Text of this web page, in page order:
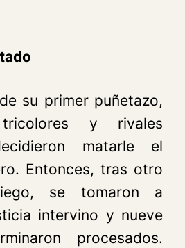
su primer puñetazo,
tricolores y rivales
matarle el
Entonces, tras otro
se tomaron a
intervino y nueve
procesados.